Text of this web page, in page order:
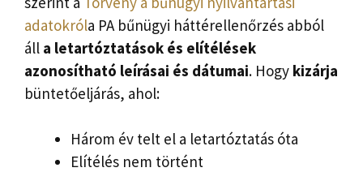
adatokróla PA bűnügyi háttérellenőrzés abból
áll a letartóztatások és elítélések
azonosítható leírásai és dátumai. Hogy kizárja
büntetőeljárás, ahol:
Három év telt el a letartóztatás óta
Elítélés nem történt